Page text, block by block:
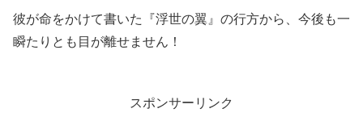
彼が命をかけて書いた『浮世の翼』の行方から、今後も一
瞬たりとも目が離せません！
スポンサーリンク